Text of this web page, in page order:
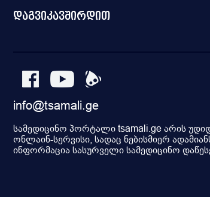
დაგვიკავშირდით
info@tsamali.ge
სამედიცინო პორტალი tsamali.ge არის
ონლაინ-სერვისი, სადაც ნებისმიერ
ინფორმაცია სასურველი სამედიცინო